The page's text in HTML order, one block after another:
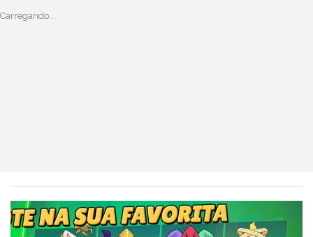
Carregando...